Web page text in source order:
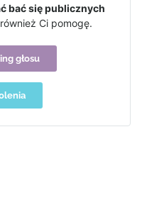
bać się publicznych
Ci pomogę.
głosu